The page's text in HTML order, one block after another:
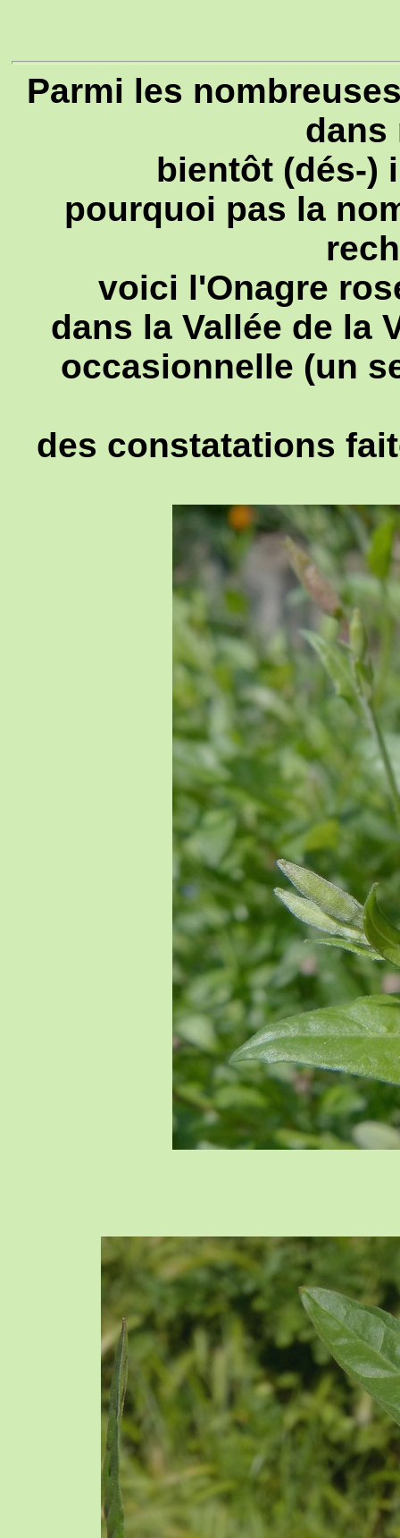
Parmi les
dans
bientôt (dés-)
pourquoi pas la
voici l'Onagre
dans la Vallée de la
occasionnelle (un
des constatations